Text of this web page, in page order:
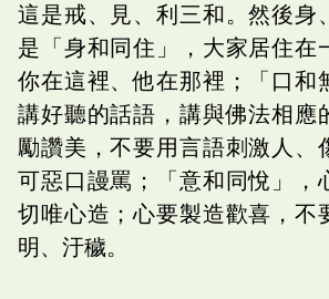
這是戒、見、利三和。然後身
是「身和同住」，大家居住在
你在這裡、他在那裡；「口和
講好聽的話語，講與佛法相應
勵讚美，不要用言語刺激人、
可惡口謾罵；「意和同悅」，
切唯心造；心要製造歡喜，不
明、汙穢。